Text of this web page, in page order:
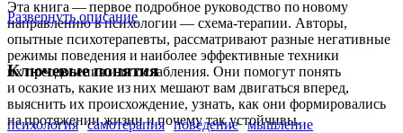
Эта книга — первое подробное руководство по новому
направлению в психологии — схема-терапии. Авторы,
опытные психотерапевты, рассматривают разные негативные
режимы поведения и наиболее эффективные техники
их преодоления или ослабления. Они помогут понять
и осознать, какие из них мешают вам двигаться вперед,
выяснить их происхождение, узнать, как они формировались
на протяжении жизни и почему так устойчивы.
Развернуть описание
Ключевые понятия
психология самотерапия поведение мышление